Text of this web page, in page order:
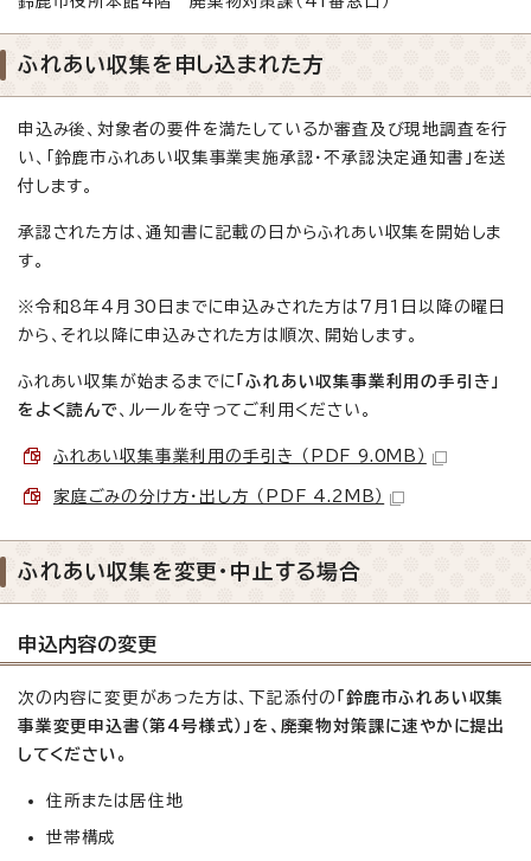
ふれあい収集を申し込まれた方
申込み後、対象者の要件を満たしているか審査及び現地調査を行
い、「鈴鹿市ふれあい収集事業実施承認・不承認決定通知書」を送
付します。
承認された方は、通知書に記載の日からふれあい収集を開始しま
す。
※令和8年4月30日までに申込みされた方は7月1日以降の曜日
から、それ以降に申込みされた方は順次、開始します。
ふれあい収集が始まるまでに 「ふれあい収集事業利用の手引き」
をよく読んで、ルールを守ってご利用ください。
ふれあい収集事業利用の手引き （PDF 9.0MB）
家庭ごみの分け方・出し方 （PDF 4.2MB）
ふれあい収集を変更・中止する場合
申込内容の変更
次の内容に変更があった方は、下記添付の 「鈴鹿市ふれあい収集
事業変更申込書（第4号様式）」を、廃棄物対策課に速やかに提出
してください。
住所または居住地
世帯構成